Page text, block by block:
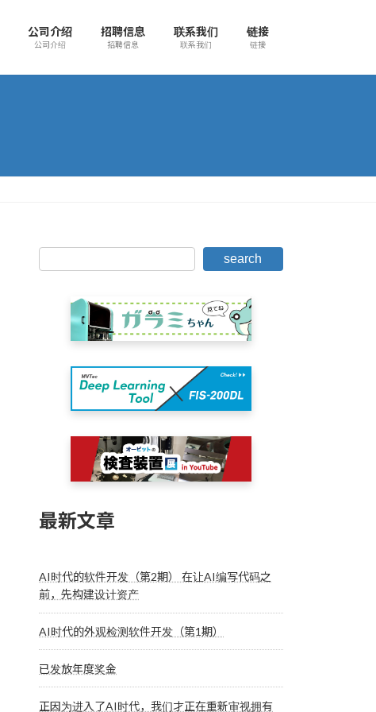
公司介绍
公司介绍
招聘信息
招聘信息
联系我们
联系我们
链接
链接
search
最新文章
AI时代的软件开发（第2期） 在让AI编写代码之
前，先构建设计资产
AI时代的外观检测软件开发（第1期）
已发放年度奖金
正因为进入了AI时代，我们才正在重新审视拥有